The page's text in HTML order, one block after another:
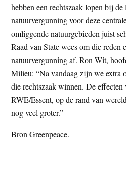
hebben een rechtszaak lopen bij de
natuurvergunning voor deze
omliggende natuurgebieden juist
Raad van State wees om die reden
natuurvergunning af. Ron Wit,
Milieu: “Na vandaag zijn we extra
die rechtszaak winnen. De effecten
RWE/Essent, op de rand van
nog veel groter.”
Bron Greenpeace.